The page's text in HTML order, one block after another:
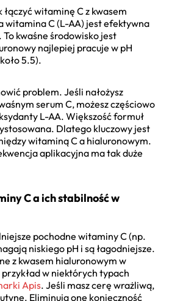
witaminę C z kwasem
witamina C (L-AA) jest efektywna
kwaśne środowisko jest
najlepiej pracuje w pH
5.5).
problem. Jeśli nałożysz
serum C, możesz częściowo
L-AA. Większość formuł
Dlatego kluczowy jest
witaminą C a hialuronowym.
aplikacyjna ma tak duże
C a ich stabilność w
pochodne witaminy C (np.
niskiego pH i są łagodniejsze.
z kwasem hialuronowym w
w niektórych typach
Apis. Jeśli masz cerę wrażliwą,
Eliminują one konieczność